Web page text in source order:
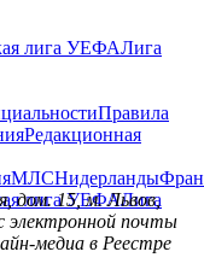
лига УЕФАЛига
Правила
Редакционная
МЛСНидерланды
лига УЕФАЛига
дом. 15, м. Львов,
электронной почты
медиа в Реестре